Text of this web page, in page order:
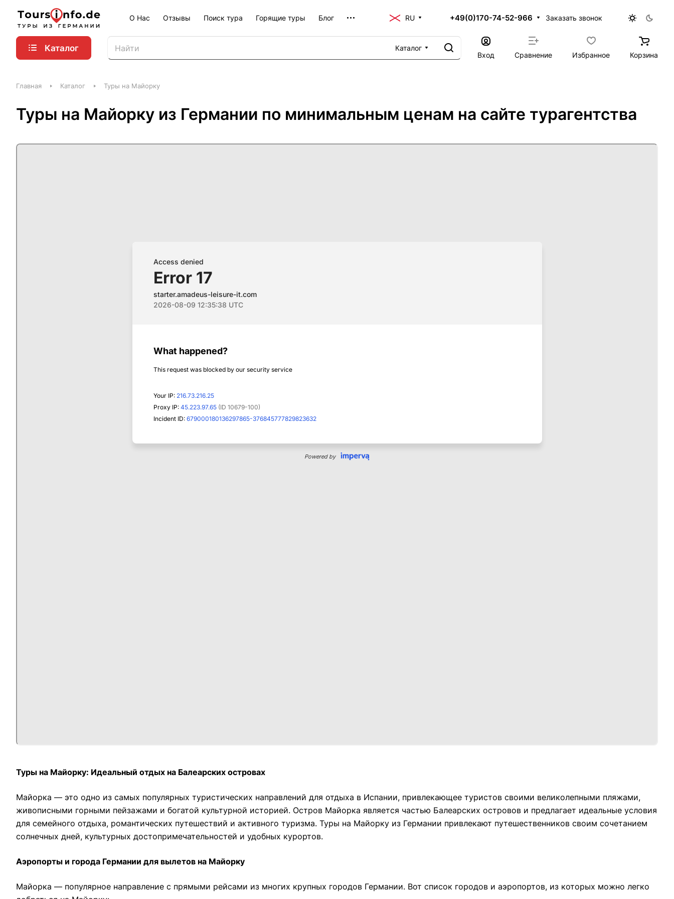
О Нас Отзывы Поиск тура Горящие туры Блог RU +49(0)170-74-52-966 Заказать звонок
Каталог
Каталог
Вход
Сравнение Избранное Корзина
Главная Каталог Туры на Майорку
Туры на Майорку из Германии по минимальным ценам на сайте турагентства
Туры на Майорку: Идеальный отдых на Балеарских островах
Майорка — это одно из самых популярных туристических направлений для отдыха в Испании, привлекающее туристов своими великолепными пляжами,
живописными горными пейзажами и богатой культурной историей. Остров Майорка является частью Балеарских островов и предлагает идеальные условия
для семейного отдыха, романтических путешествий и активного туризма. Туры на Майорку из Германии привлекают путешественников своим сочетанием
солнечных дней, культурных достопримечательностей и удобных курортов.
Аэропорты и города Германии для вылетов на Майорку
Майорка — популярное направление с прямыми рейсами из многих крупных городов Германии. Вот список городов и аэропортов, из которых можно легко